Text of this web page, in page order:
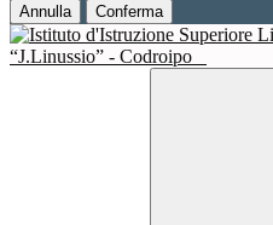
Annulla Conferma
“J.Linussio” - Codroipo